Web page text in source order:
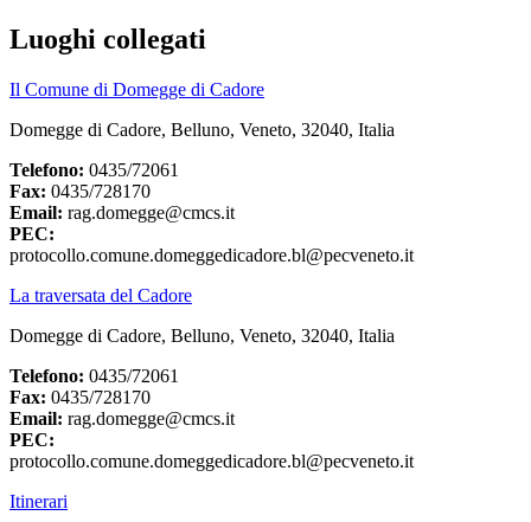
Luoghi collegati
Il Comune di Domegge di Cadore
Domegge di Cadore, Belluno, Veneto, 32040, Italia
Telefono: 0435/72061
Fax: 0435/728170
Email: rag.domegge@cmcs.it
PEC:
protocollo.comune.domeggedicadore.bl@pecveneto.it
La traversata del Cadore
Domegge di Cadore, Belluno, Veneto, 32040, Italia
Telefono: 0435/72061
Fax: 0435/728170
Email: rag.domegge@cmcs.it
PEC:
protocollo.comune.domeggedicadore.bl@pecveneto.it
Itinerari